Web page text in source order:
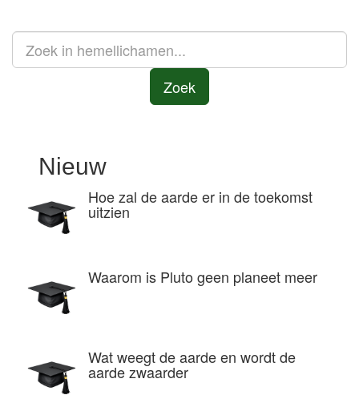
Zoek
Nieuw
Hoe zal de aarde er in de toekomst
uitzien
Waarom is Pluto geen planeet meer
Wat weegt de aarde en wordt de
aarde zwaarder